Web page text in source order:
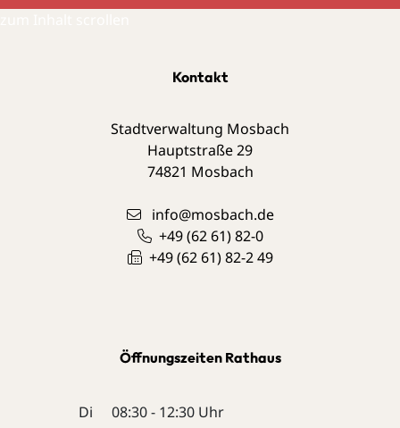
Kontakt
Stadtverwaltung Mosbach
Hauptstraße 29
74821 Mosbach
info@mosbach.de
+49 (62 61) 82-0
+49 (62 61) 82-2 49
Öffnungszeiten Rathaus
Di
08:30 - 12:30 Uhr